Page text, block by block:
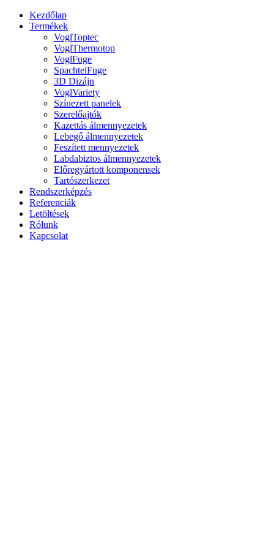
Kezdőlap
Termékek
VoglToptec
VoglThermotop
VoglFuge
SpachtelFuge
3D Dizájn
VoglVariety
Színezett panelek
Szerelőajtók
Kazettás álmennyezetek
Lebegő álmennyezetek
Feszített mennyezetek
Labdabiztos álmennyezetek
Előregyártott komponensek
Tartószerkezet
Rendszerképzés
Referenciák
Letöltések
Rólunk
Kapcsolat